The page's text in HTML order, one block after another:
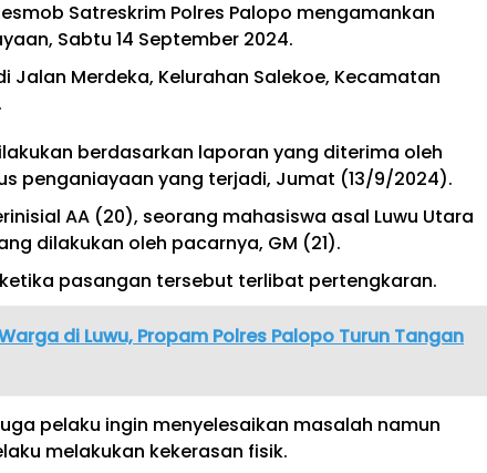
Satreskrim Polres Palopo mengamankan
Sabtu 14 September 2024.
Jalan Merdeka, Kelurahan Salekoe, Kecamatan
berdasarkan laporan yang diterima oleh
penganiayaan yang terjadi, Jumat (13/9/2024).
AA (20), seorang mahasiswa asal Luwu Utara
dilakukan oleh pacarnya, GM (21).
pasangan tersebut terlibat pertengkaran.
di Luwu, Propam Polres Palopo Turun Tangan
pelaku ingin menyelesaikan masalah namun
melakukan kekerasan fisik.